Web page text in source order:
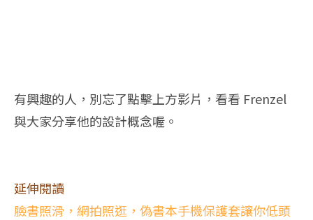
有興趣的人，別忘了點擊上方影片，看看 Frenzel
與大家分享他的設計概念喔。
延伸閱讀
臉書照滑，網拍照逛，偽書本手機保護套讓你低頭